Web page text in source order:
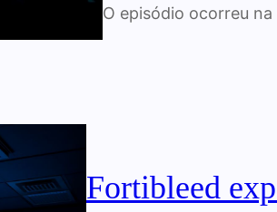
O episódio ocorreu
Fortibleed